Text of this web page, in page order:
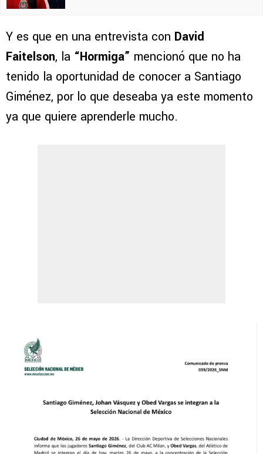
Y es que en una entrevista con David
Faitelson, la “Hormiga” mencionó que no ha
tenido la oportunidad de conocer a Santiago
Giménez, por lo que deseaba ya este momento
ya que quiere aprenderle mucho.